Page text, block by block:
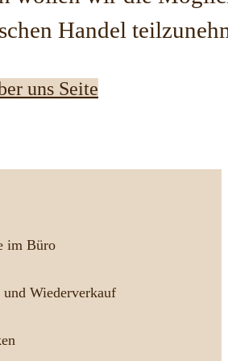
Handel
uns Seite
im Büro
und Wiederverkauf